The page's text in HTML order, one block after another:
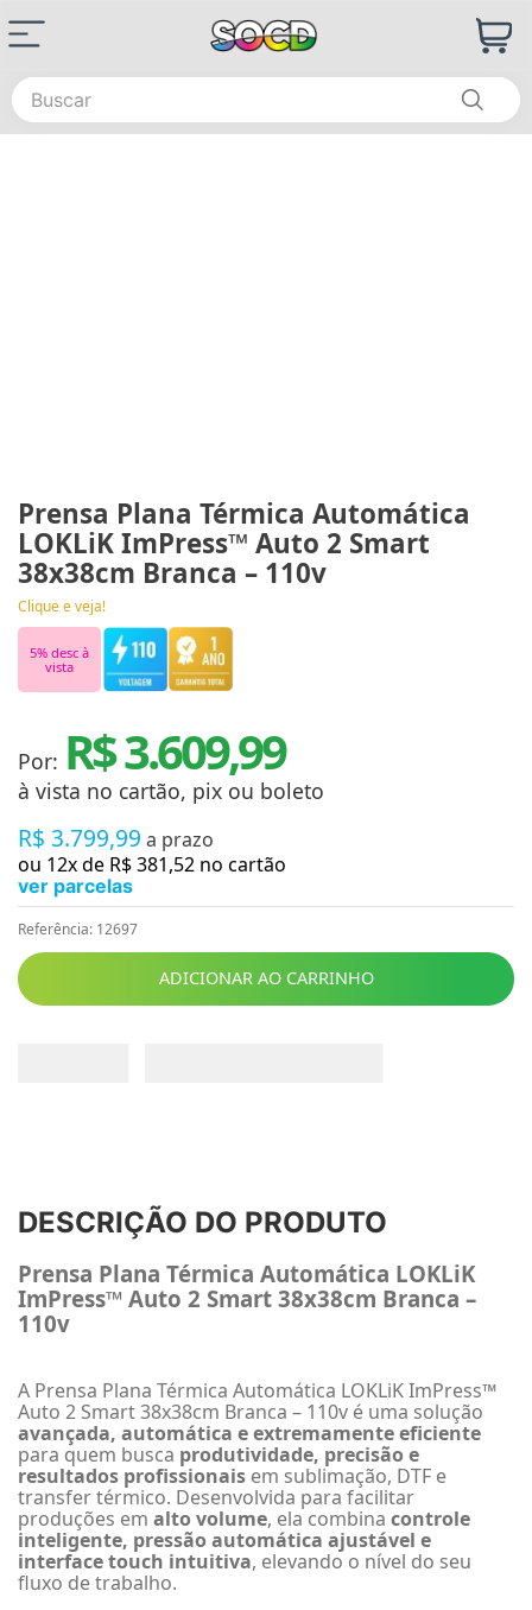
Buscar
Prensa Plana Térmica Automática
LOKLiK ImPress™ Auto 2 Smart
38x38cm Branca – 110v
Clique e veja!
5% desc à
vista
Por: R$ 3.609,99
à vista no cartão, pix ou boleto
R$ 3.799,99 a prazo
ou 12x de R$381,52 no cartão
ver parcelas
Referência: 12697
ADICIONAR AO CARRINHO
DESCRIÇÃO DO PRODUTO
Prensa Plana Térmica Automática LOKLiK
ImPress™ Auto 2 Smart 38x38cm Branca –
110v
A Prensa Plana Térmica Automática LOKLiK ImPress™
Auto 2 Smart 38x38cm Branca – 110v é uma solução
avançada, automática e extremamente eficiente
para quem busca produtividade, precisão e
resultados profissionais em sublimação, DTF e
transfer térmico. Desenvolvida para facilitar
produções em alto volume, ela combina controle
inteligente, pressão automática ajustável e
interface touch intuitiva, elevando o nível do seu
fluxo de trabalho.